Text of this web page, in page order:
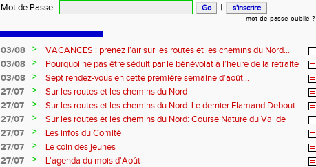
Mot de Passe : |
mot de passe oublié ?
03/08 >
VACANCES : prenez l’air sur les routes et les chemins du Nord…
03/08
>
Pourquoi ne pas être séduit par le bénévolat à l’heure de la retraite
?...
03/08 >
Sept rendez-vous en cette première semaine d’août…
27/07
>
Sur les routes et les chemins du Nord
27/07
>
Sur les routes et les chemins du Nord: Le dernier Flamand Debout
27/07
>
Sur les routes et les chemins du Nord: Course Nature du Val de
Marque
27/07 >
Les infos du Comité
27/07
>
Le coin des jeunes
27/07
>
L'agenda du mois d'Août